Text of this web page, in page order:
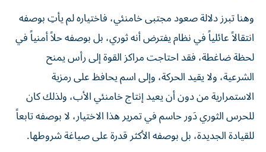
وهنا تبرز دلالة صعود مجتبى خامنئي، فاختياره لم يأتِ بوصفه
انتقالاً عائلياً في نظام يفترض أنه ثوري، بل بوصفه حلاً أمنياً في
لحظة ضاغطة، فقد احتاجت مراكز القوة إلى رأس يمنح
الشرعية، ولا يقيد الحركة، وإلى اسم يحافظ على رمزية
الاستمرارية من دون أن يعيد إنتاج خامنئي الأب، ولذلك كان
للحرس الثوري دَور حاسم في تمرير هذا الاختيار، لا بوصفه تابعاً
للقيادة الجديدة، بل بوصفه الأكثر قدرة على صياغة شروطها.